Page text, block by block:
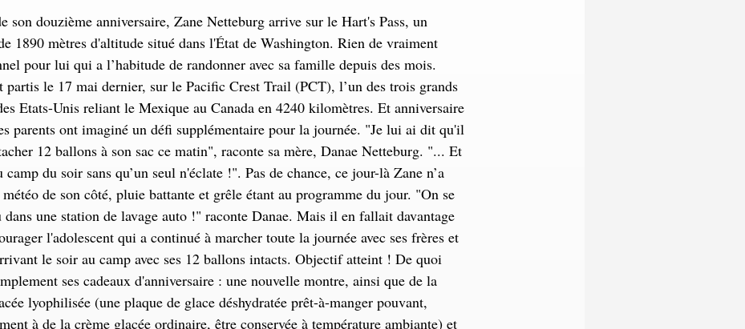
son douzième anniversaire, Zane Netteburg arrive sur le Hart's Pass, un
1890 mètres d'altitude situé dans l'État de Washington. Rien de vraiment
pour lui qui a l’habitude de randonner avec sa famille depuis des mois.
partis le 17 mai dernier, sur le Pacific Crest Trail (PCT), l’un des trois grands
Etats-Unis reliant le Mexique au Canada en 4240 kilomètres. Et anniversaire
parents ont imaginé un défi supplémentaire pour la journée. "Je lui ai dit qu'il
12 ballons à son sac ce matin", raconte sa mère, Danae Netteburg. "... Et
camp du soir sans qu’un seul n'éclate !". Pas de chance, ce jour-là Zane n’a
de son côté, pluie battante et grêle étant au programme du jour. "On se
dans une station de lavage auto !" raconte Danae. Mais il en fallait davantage
l'adolescent qui a continué à marcher toute la journée avec ses frères et
le soir au camp avec ses 12 ballons intacts. Objectif atteint ! De quoi
ses cadeaux d'anniversaire : une nouvelle montre, ainsi que de la
lyophilisée (une plaque de glace déshydratée prêt-à-manger pouvant,
à de la crème glacée ordinaire, être conservée à température ambiante) et